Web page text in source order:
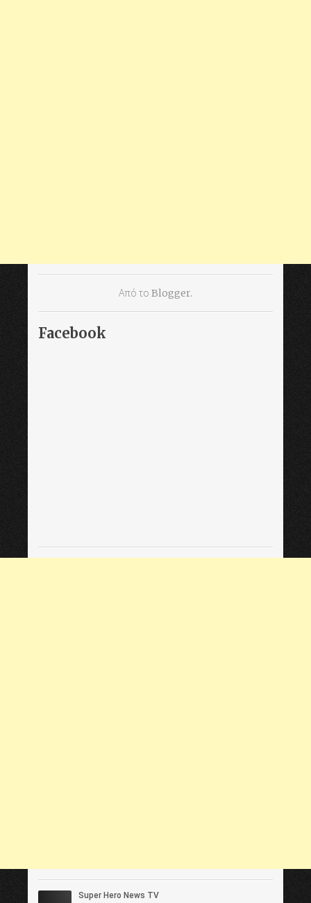
Από το Blogger.
Facebook